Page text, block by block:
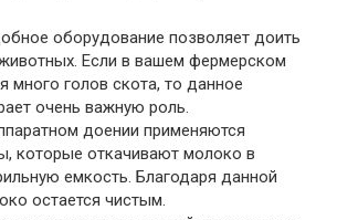
оборудование позволяет доить
Если в вашем фермерском
много голов скота, то данное
очень важную роль.
доении применяются
которые откачивают молоко в
емкость. Благодаря данной
остается чистым.